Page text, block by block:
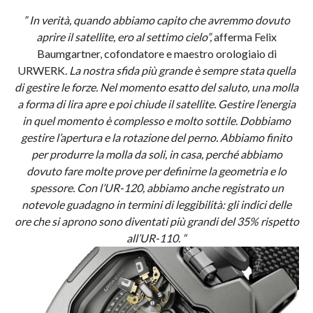
” In verità, quando abbiamo capito che avremmo dovuto
aprire il satellite, ero al settimo cielo”,afferma Felix
Baumgartner, cofondatore e maestro orologiaio di
URWERK. La nostra sfida più grande è sempre stata quella
di gestire le forze. Nel momento esatto del saluto, una molla
a forma di lira apre e poi chiude il satellite. Gestire l’energia
in quel momento è complesso e molto sottile. Dobbiamo
gestire l’apertura e la rotazione del perno. Abbiamo finito
per produrre la molla da soli, in casa, perché abbiamo
dovuto fare molte prove per definirne la geometria e lo
spessore. Con l’UR-120, abbiamo anche registrato un
notevole guadagno in termini di leggibilità: gli indici delle
ore che si aprono sono diventati più grandi del 35% rispetto
all’UR-110. “